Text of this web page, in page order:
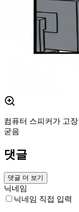
컴퓨터 스피커가 고
굳음
댓글
댓글 더 보기
닉네임
닉네임 직접 입력